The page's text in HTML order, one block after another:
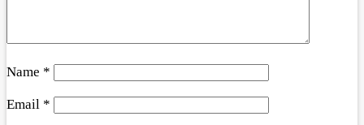
Name *
Email *